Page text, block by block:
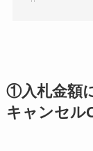
①入札金額
キャンセル